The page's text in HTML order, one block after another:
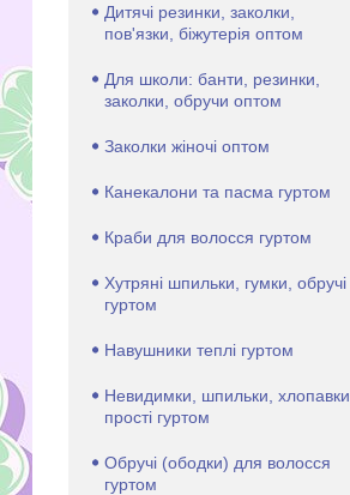
Дитячі резинки, заколки,
пов'язки, біжутерія оптом
Для школи: банти, резинки,
заколки, обручи оптом
Заколки жіночі оптом
Канекалони та пасма гуртом
Краби для волосся гуртом
Хутряні шпильки, гумки, обручі
гуртом
Навушники теплі гуртом
Невидимки, шпильки, хлопавки
прості гуртом
Обручі (ободки) для волосся
гуртом